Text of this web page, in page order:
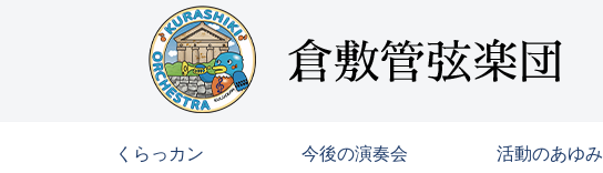
くらっカン 今後の演奏会 活動のあゆみ